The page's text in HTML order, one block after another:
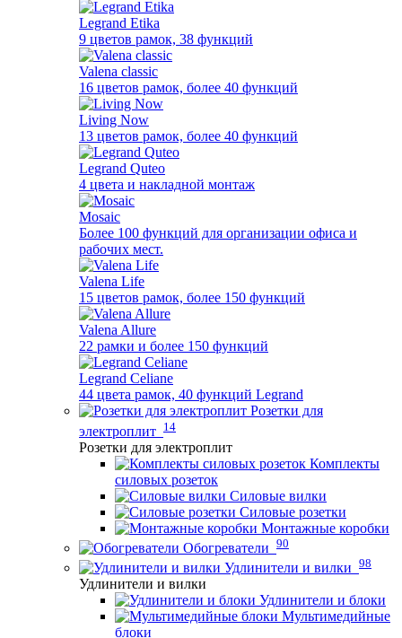
Legrand Etika
9 цветов рамок, 38 функций
Valena classic
16 цветов рамок, более 40 функций
Living Now
13 цветов рамок, более 40 функций
Legrand Quteo
4 цвета и накладной монтаж
Mosaic
Более 100 функций для организации офиса и
рабочих мест.
Valena Life
15 цветов рамок, более 150 функций
Valena Allure
22 рамки и более 150 функций
Legrand Celiane
44 цвета рамок, 40 функций Legrand
Розетки для
электроплит 14
Розетки для электроплит
Комплекты
силовых розеток
Силовые вилки
Силовые розетки
Монтажные коробки
Обогреватели 90
Удлинители и вилки 98
Удлинители и вилки
Удлинители и блоки
Мультимедийные
блоки